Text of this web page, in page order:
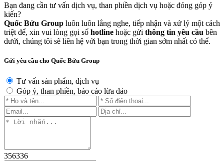
Bạn đang cần tư vấn dịch vụ, than phiền dịch vụ hoặc đóng góp ý
kiến?
Quốc Bửu Group luôn luôn lắng nghe, tiếp nhận và xử lý một cách
triệt để, xin vui lòng gọi số hotline hoặc gửi thông tin yêu cầu bên
dưới, chúng tôi sẽ liên hệ với bạn trong thời gian sớm nhất có thể.
Gửi yêu cầu cho Quốc Bửu Group
Tư vấn sản phẩm, dịch vụ
Góp ý, than phiền, báo cáo lừa đảo
356336